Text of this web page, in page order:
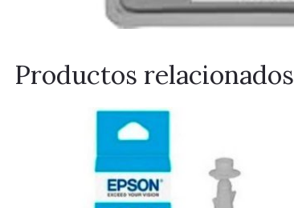
Productos relacionados